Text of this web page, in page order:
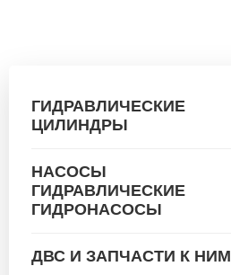
ГИДРАВЛИЧЕСКИЕ
ЦИЛИНДРЫ
НАСОСЫ
ГИДРАВЛИЧЕСКИЕ
ГИДРОНАСОСЫ
ДВС И ЗАПЧАСТИ К НИМ